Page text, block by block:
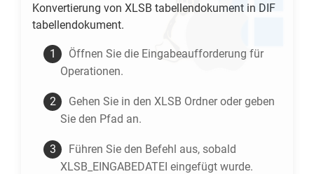
Konvertierung von XLSB tabellendokument in DIF
tabellendokument.
Öffnen Sie die Eingabeaufforderung für
Operationen.
Gehen Sie in den XLSB Ordner oder geben
Sie den Pfad an.
Führen Sie den Befehl aus, sobald
XLSB_EINGABEDATEI eingefügt wurde.